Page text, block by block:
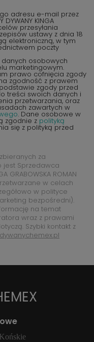
adresu e-mail przez
DYWANY KINGA
przesyłania
ustawy z dnia 18
elektroniczną, w tym
poczty
osobowych
marketingowym.
prawo cofnięcia zgody
zgodność z prawem
zgody przed
treści swoich danych i
przetwarzania, oraz
zawartych w
. Dane osobowe w
zgodnie z polityką
się z polityką przed
za
Sprzedawca
GRABOWSKA ROMAN
w celach
w polityce
bezpośredni).
na temat
wraz z prawami
Szybki kontakt z